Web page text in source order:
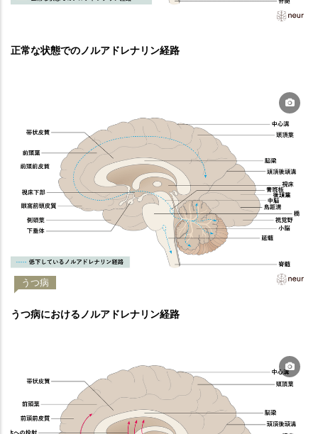
正常な状態でのノルアドレナリン経路
うつ病
うつ病におけるノルアドレナリン経路